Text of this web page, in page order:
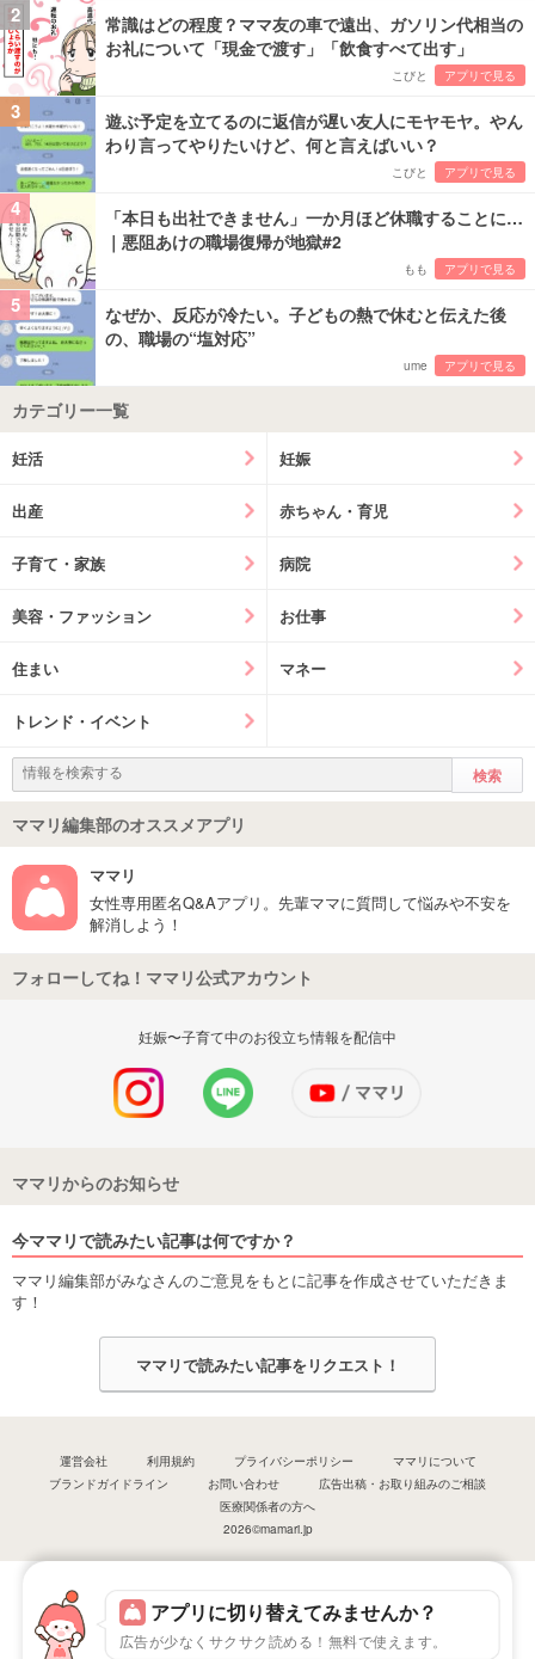
アプリに切り替えてみませんか？
広告が少なくサクサク読める！無料で使えます。
2
常識はどの程度？ママ友の車で遠出、ガソリン代相当の
お礼について「現金で渡す」「飲食すべて出す」
こびと アプリで見る
3
遊ぶ予定を立てるのに返信が遅い友人にモヤモヤ。やん
わり言ってやりたいけど、何と言えばいい？
こびと アプリで見る
4
「本日も出社できません」一か月ほど休職することに…
｜悪阻あけの職場復帰が地獄#2
もも アプリで見る
5
なぜか、反応が冷たい。子どもの熱で休むと伝えた後
の、職場の“塩対応”
ume アプリで見る
カテゴリー一覧
妊活 妊娠
出産 赤ちゃん・育児
子育て・家族 病院
美容・ファッション お仕事
住まい マネー
トレンド・イベント
ママリ編集部のオススメアプリ
ママリ
女性専用匿名Q&Aアプリ。先輩ママに質問して悩みや不安を
解消しよう！
フォローしてね！ママリ公式アカウント
妊娠〜子育て中のお役立ち情報を配信中
ママリからのお知らせ
今ママリで読みたい記事は何ですか？
ママリ編集部がみなさんのご意見をもとに記事を作成させていただきま
す！
ママリで読みたい記事をリクエスト！
運営会社 利用規約 プライバシーポリシー
ママリについて
ブランドガイドライン
お問い合わせ
広告出稿・お取り組みのご相談
医療関係者の方へ
2026©mamari.jp